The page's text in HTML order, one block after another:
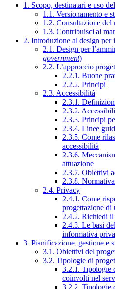
1. Scopo, destinatari e uso
1.1. Versionamento e
1.2. Consultazione del
1.3. Contribuisci al
2. Introduzione al design
2.1. Design per
government)
2.2. L’approccio
2.2.1. Buone
2.2.2. Principi
2.3. Accessibilità
2.3.1.
2.3.2.
2.3.3. Principi
2.3.4. Linee
2.3.5. Come
accessibilità
2.3.6.
attuazione
2.3.7. Obiettivi
2.3.8.
2.4. Privacy
2.4.1. Come
progettazione di
2.4.2. Richiedi il
2.4.3. Le basi
informativa
3. Pianificazione, gestione e
3.1. Obiettivi del
3.2. Tipologie di
3.2.1. Tipologie
coinvolti nel
3.2.2. Tipologie